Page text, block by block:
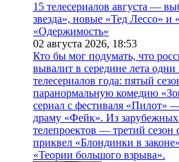
15 телесериалов августа —
звезда», новые «Тед Лессо» и
«Одержимость»
02 августа 2026, 18:53
Кто бы мог подумать, что
вывалит в середине лета
телесериалов года: пятый
паранормальную комедию
сериал с фестиваля «Пилот»
драму «Фейк». Из
телепроектов — третий сезон
приквел «Блондинки в
«Теории большого взрыва».